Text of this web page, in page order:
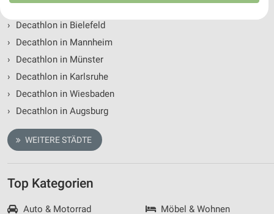
›
Decathlon in Bielefeld
›
Decathlon in Mannheim
›
Decathlon in Münster
›
Decathlon in Karlsruhe
›
Decathlon in Wiesbaden
›
Decathlon in Augsburg
WEITERE STÄDTE
Top Kategorien
Auto & Motorrad
Möbel & Wohnen
Website/App.
Partnerliste anzeigen (1 IAB-Anbieter)
Wir nutzen Ihre Daten für folgende Zwecke:
Speichern von oder Zugriff auf Informationen
auf einem Endgerät
Werbeanzeigen
personalisierter Werbung